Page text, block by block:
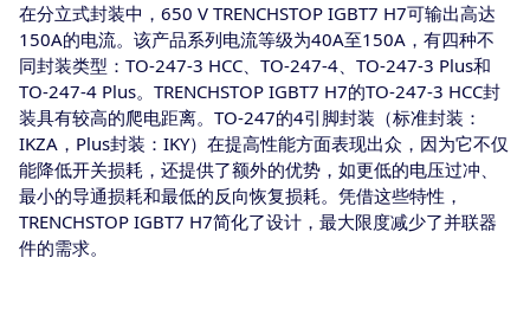
在分立式封装中，650 V TRENCHSTOP IGBT7 H7可输出高达
150A的电流。该产品系列电流等级为40A至150A，有四种不
同封装类型：TO-247-3 HCC、TO-247-4、TO-247-3 Plus和
TO-247-4 Plus。TRENCHSTOP IGBT7 H7的TO-247-3 HCC封
装具有较高的爬电距离。TO-247的4引脚封装（标准封装：
IKZA，Plus封装：IKY）在提高性能方面表现出众，因为它不仅
能降低开关损耗，还提供了额外的优势，如更低的电压过冲、
最小的导通损耗和最低的反向恢复损耗。凭借这些特性，
TRENCHSTOP IGBT7 H7简化了设计，最大限度减少了并联器
件的需求。